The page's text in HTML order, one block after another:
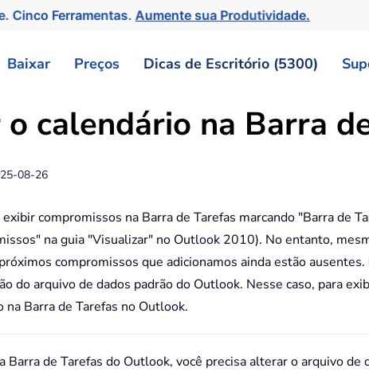
Cinco Ferramentas.Aumente sua Produtividade.
Baixar Preços Dicas de Escritório (5300)
calendário na Barra
08-26
compromissos na Barra de Tarefas marcando "Barra de
na guia "Visualizar" no Outlook 2010). No entanto,
compromissos que adicionamos ainda estão
do arquivo de dados padrão do Outlook. Nesse caso, para
Barra de Tarefas no Outlook.
Barra de Tarefas do Outlook, você precisa alterar o arquivo